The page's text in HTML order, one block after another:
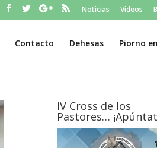
Noticias Videos
Contacto Dehesas Piorno
IV Cross de los
Pastores…